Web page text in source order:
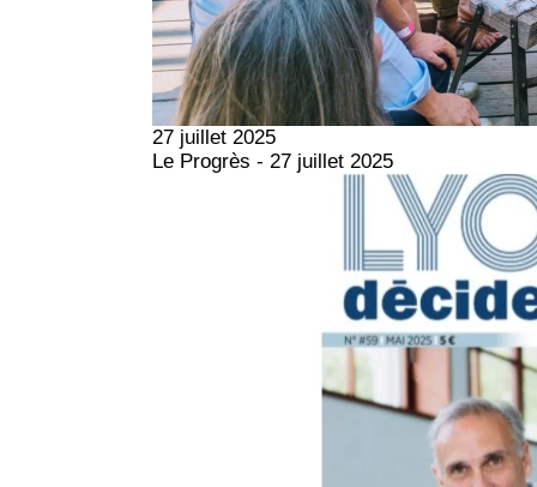
27 juillet 2025
Le Progrès - 27 juillet 2025